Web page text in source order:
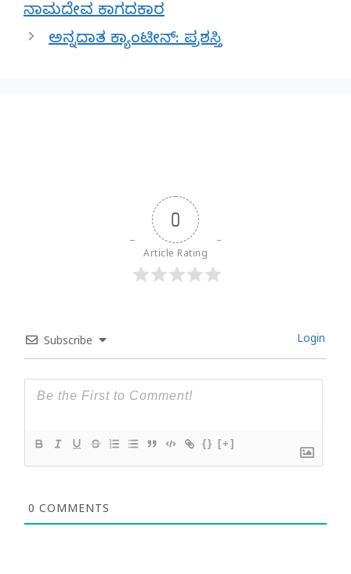
ನಾಮದೇವ ಕಾಗದಕಾರ
ಅನ್ನದಾತ ಕ್ಯಾಂಟೀನ್: ಪ್ರಶಸ್ತಿ
0
Article Rating
Subscribe Login
{} [+]
0 COMMENTS